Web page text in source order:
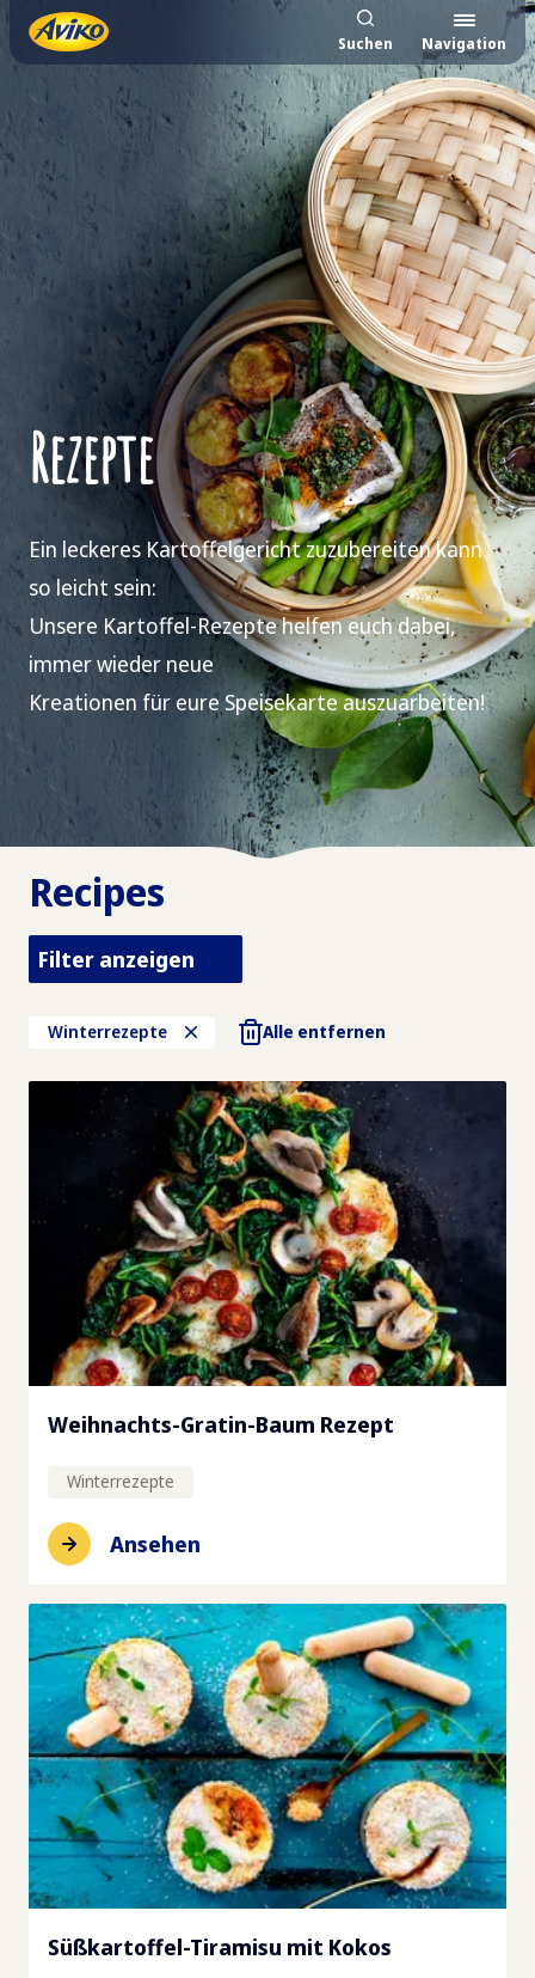
Suchen Navigation
Rezepte
Ein leckeres Kartoffelgericht zuzubereiten kann
so leicht sein:
Unsere Kartoffel-Rezepte helfen euch dabei,
immer wieder neue
Kreationen für eure Speisekarte auszuarbeiten!
Recipes
Filter anzeigen
Winterrezepte Alle entfernen
Weihnachts-Gratin-Baum Rezept
Winterrezepte
Ansehen
Süßkartoffel-Tiramisu mit Kokos